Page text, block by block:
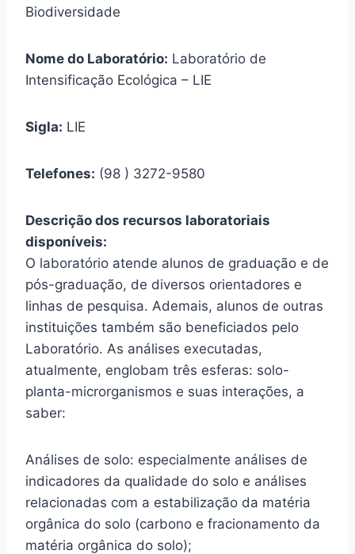
Biodiversidade
Nome do Laboratório: Laboratório de
Intensificação Ecológica – LIE
Sigla: LIE
Telefones: (98 ) 3272-9580
Descrição dos recursos laboratoriais
disponíveis:
O laboratório atende alunos de graduação e de
pós-graduação, de diversos orientadores e
linhas de pesquisa. Ademais, alunos de outras
instituições também são beneficiados pelo
Laboratório. As análises executadas,
atualmente, englobam três esferas: solo-
planta-microrganismos e suas interações, a
saber:
Análises de solo: especialmente análises de
indicadores da qualidade do solo e análises
relacionadas com a estabilização da matéria
orgânica do solo (carbono e fracionamento da
matéria orgânica do solo);